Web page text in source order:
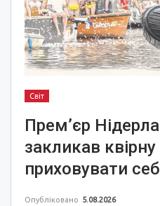
Світ
Прем’єр
закликав
приховувати
Опубліковано 5.08.2026